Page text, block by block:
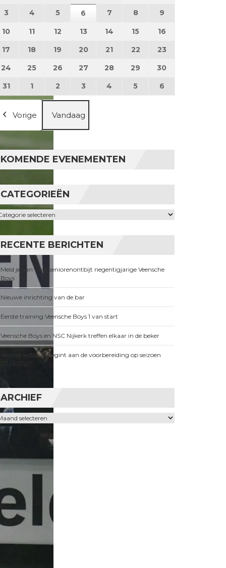
3 3 augustus 2026
4 4 augustus 2026
55 augustus 2026
6 6 augustus 2026
7 7 augustus 2026
8 8 augustus 2026
9
10 10 augustus 2026
11 11 augustus 2026
12 12 augustus 2026
13 13 augustus 2026
14 14 augustus 2026
15 15 augustus 2026
16
17 17 augustus 2026
18 18 augustus 2026
19 19 augustus 2026
20 20 augustus 2026
21 21 augustus 2026
22 22 augustus 2026
23
24 24 augustus 2026
25 25 augustus 2026
26 26 augustus 2026
27 27 augustus 2026
28 28 augustus 2026
29 29 augustus 2026
30
3131 augustus 2026
1 1 september 2026
2 2 september 2026
3 3 september 2026
4 4 september 2026
5 5 september 2026
6
Vorige Vandaag
KOMENDE EVENEMENTEN
CATEGORIEËN
RECENTE BERICHTEN
Meld je aan voor seniorenontbijt negentigjarige Veensche
Boys
Nieuwe inrichting van de bar
Eerste training Veensche Boys 1 van start
Veensche Boys en NSC Nijkerk treffen elkaar in de beker
Veensche Boys 1 begint aan de voorbereiding op seizoen
2026/2027
ARCHIEF